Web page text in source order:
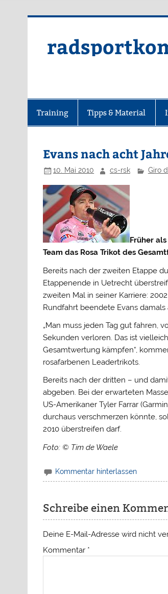
Training Tipps & Material
Evans nach acht
10. Mai 2010 cs-rsk Giro
Früher
Team das Rosa Trikot des
Bereits nach der zweiten Etappe
Etappenende in Uetrecht
zweiten Mal in seiner Karriere:
Rundfahrt beendete Evans damals
„Man muss jeden Tag gut fahren,
Sekunden verloren. Das ist
Gesamtwertung kämpfen“,
rosafarbenen Leadertrikots.
Bereits nach der dritten – und
abgeben. Bei der erwarteten
US-Amerikaner Tyler Farrar
durchaus verschmerzen könnte,
2010 überstreifen darf.
Foto: © Tim de Waele
Kommentar hinterlassen
Schreibe einen
Deine E-Mail-Adresse wird nicht
Kommentar *